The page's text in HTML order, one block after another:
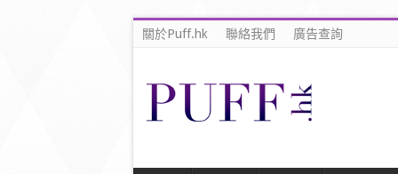
關於Puff.hk 聯絡我們 廣告查詢